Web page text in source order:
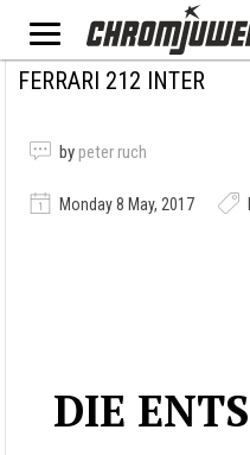
FERRARI 212 INTER
by peter ruch
Monday 8 May, 2017
DIE